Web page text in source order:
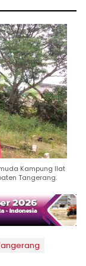
Kampung Ilat
Tangerang.